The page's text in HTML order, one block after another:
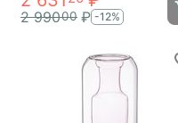
2 99000 ₽ -12%